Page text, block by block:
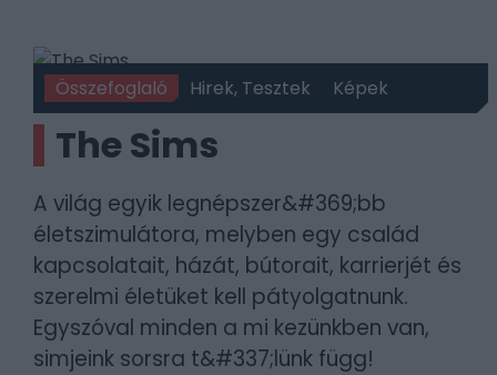
Összefoglaló Hirek, Tesztek Képek
The Sims
A világ egyik legnépszer&#369;bb
életszimulátora, melyben egy család
kapcsolatait, házát, bútorait, karrierjét és
szerelmi életüket kell pátyolgatnunk.
Egyszóval minden a mi kezünkben van,
simjeink sorsra t&#337;lünk függ!